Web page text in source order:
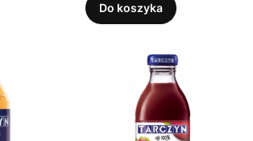
Do koszyka